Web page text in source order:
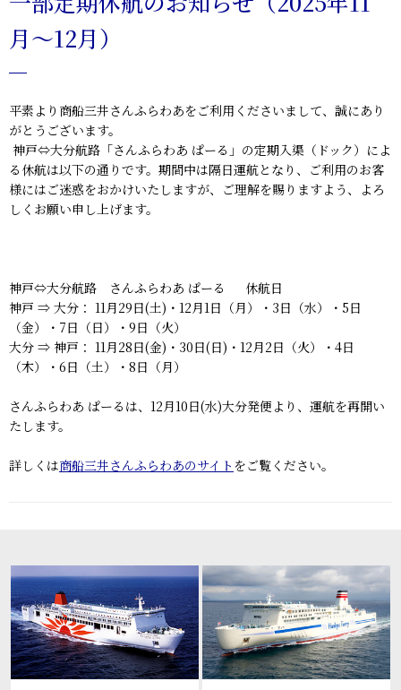
月～12月）
平素より商船三井さんふらわあをご利用くださいまして、誠にあり
がとうございます。
神戸⇔大分航路「さんふらわあ ぱーる 」の定期入渠（ドック）によ
る休航は以下の通りです。期間中は隔日運航となり、ご利用のお客
様にはご迷惑をおかけいたしますが、ご理解を賜りますよう、よろ
しくお願い申し上げます。
神戸⇔大分航路 さんふらわあ ぱーる 休航日
神戸 ⇒ 大分： 11月29日(土)・12月1日（月）・3日（水）・5日
（金）・7日（日）・9日（火）
大分 ⇒ 神戸 ： 11月28日(金)・30日(日)・12月2日（火）・4日
（木）・6日（土）・8日（月）
さんふらわあ ぱーるは、12月10日(水)大分発便より、運航を再開い
たします。
詳しくは商船三井さんふらわあのサイト をご覧ください。